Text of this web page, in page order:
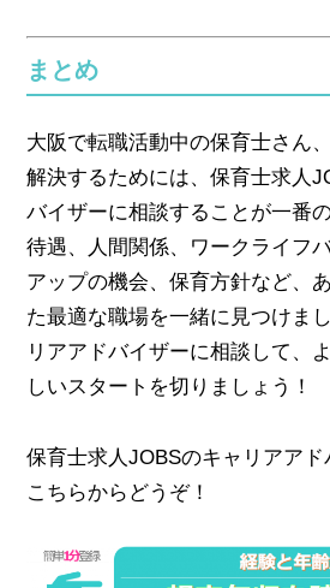
まとめ
大阪で転職活動中の保育士さん
解決するためには、保育士求人
バイザーに相談することが一番
待遇、人間関係、ワークライフ
アップの機会、保育方針など、
た最適な職場を一緒に見つけま
リアアドバイザーに相談して、
しいスタートを切りましょう！
保育士求人JOBSのキャリアア
こちらからどうぞ！